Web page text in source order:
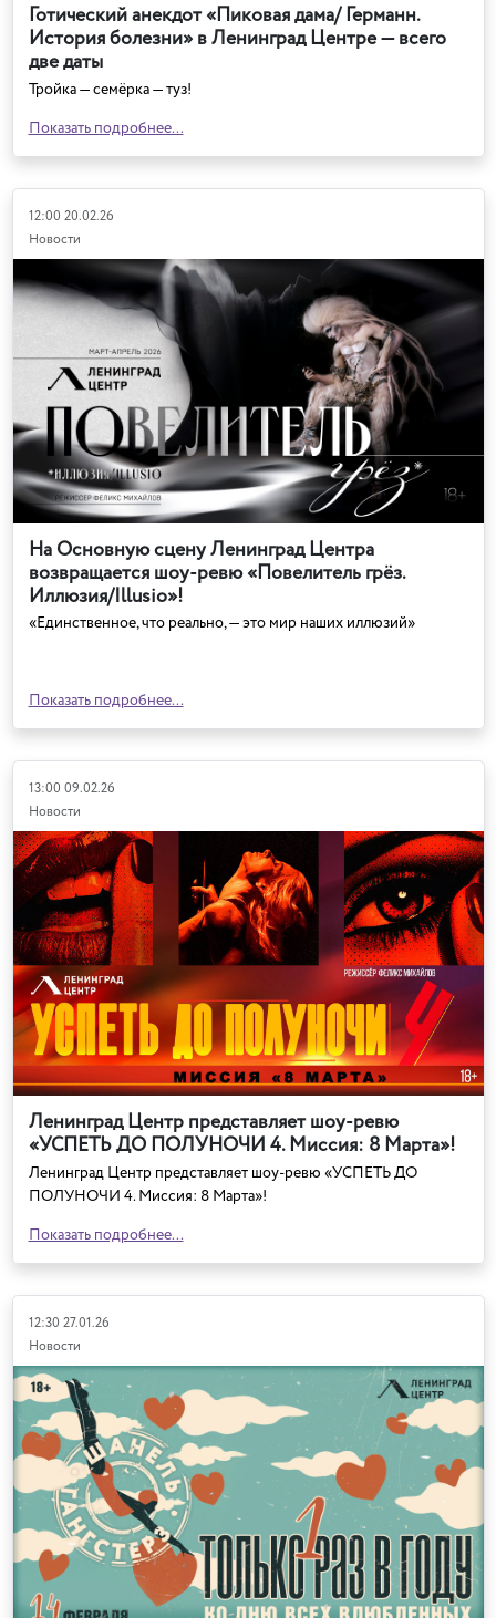
Готический анекдот «Пиковая дама/ Германн.
История болезни» в Ленинград Центре — всего
две даты
Тройка — семёрка — туз!
Показать подробнее...
12:00 20.02.26
Новости
На Основную сцену Ленинград Центра
возвращается шоу-ревю «Повелитель грёз.
Иллюзия/Illusio»!
«Единственное, что реально, — это мир наших иллюзий»
Показать подробнее...
13:00 09.02.26
Новости
Ленинград Центр представляет шоу-ревю
«УСПЕТЬ ДО ПОЛУНОЧИ 4. Миссия: 8 Марта»!
Ленинград Центр представляет шоу-ревю «УСПЕТЬ ДО
ПОЛУНОЧИ 4. Миссия: 8 Марта»!
Показать подробнее...
12:30 27.01.26
Новости